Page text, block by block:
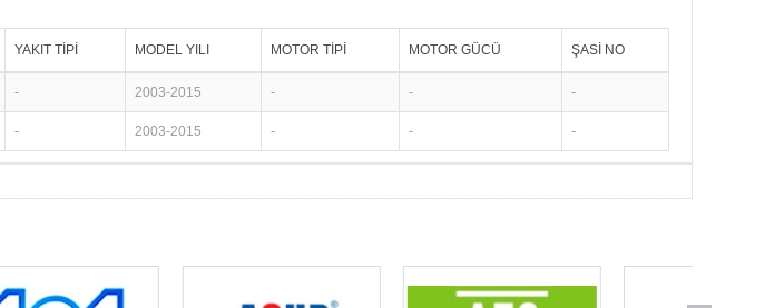
YAKIT TİPİ MODEL YILI MOTOR TİPİ MOTOR GÜCÜ ŞASİ NO
- 2003-2015 - - -
- 2003-2015 - - -